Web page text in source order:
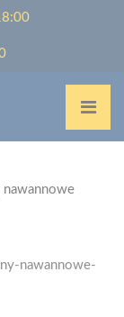
nawannowe